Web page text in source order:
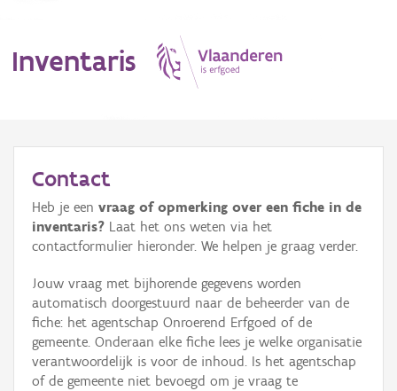
Inventaris
Erfgoedobject
Aanduidingsobject
Waarneming
Thema
Gebeurtenis
Contact
Heb je een vraag of opmerking over een fiche in de
inventaris? Laat het ons weten via het
contactformulier hieronder. We helpen je graag verder.
Jouw vraag met bijhorende gegevens worden
automatisch doorgestuurd naar de beheerder van de
fiche: het agentschap Onroerend Erfgoed of de
gemeente. Onderaan elke fiche lees je welke organisatie
verantwoordelijk is voor de inhoud. Is het agentschap
of de gemeente niet bevoegd om je vraag te